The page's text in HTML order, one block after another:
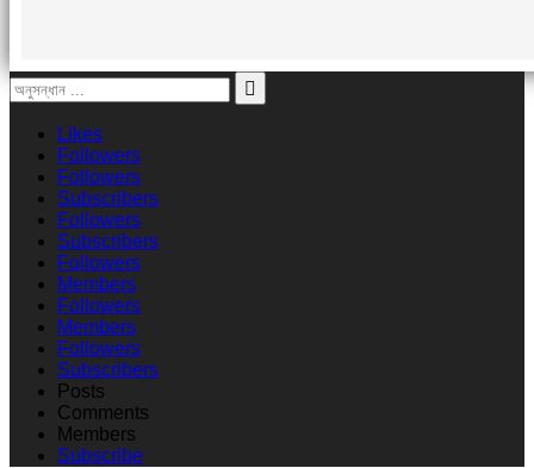
Likes
Followers
Followers
Subscribers
Followers
Subscribers
Followers
Members
Followers
Members
Followers
Subscribers
Posts
Comments
Members
Subscribe